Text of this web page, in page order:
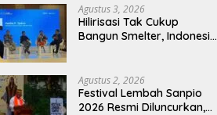
Pakan Fermentasi
Agustus 3, 2026
Hilirisasi Tak Cukup
Bangun Smelter, Indonesia
Agustus 2, 2026
Festival Lembah Sanpio
2026 Resmi Diluncurkan,